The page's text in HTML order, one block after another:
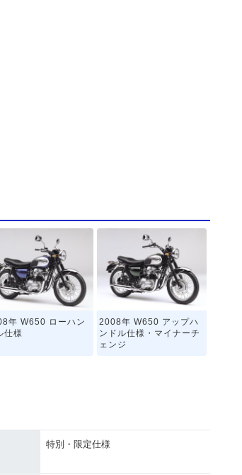
年 W650 ローハン
仕様
2008年 W650 アップハ
ンドル仕様・マイナーチ
ェンジ
特別・限定仕様